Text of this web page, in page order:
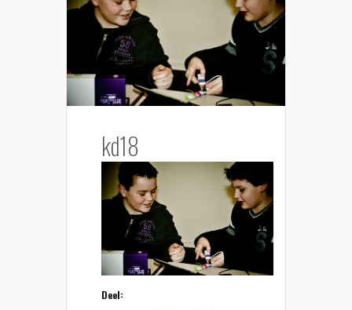
kd18
Deel: